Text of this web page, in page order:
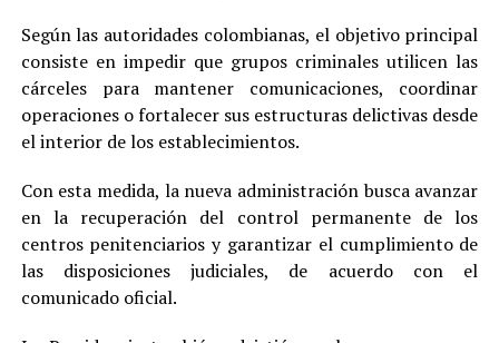
Según las autoridades colombianas, el objetivo principal
consiste en impedir que grupos criminales utilicen las
cárceles para mantener comunicaciones, coordinar
operaciones o fortalecer sus estructuras delictivas desde
el interior de los establecimientos.
Con esta medida, la nueva administración busca avanzar
en la recuperación del control permanente de los
centros penitenciarios y garantizar el cumplimiento de
las disposiciones judiciales, de acuerdo con el
comunicado oficial.